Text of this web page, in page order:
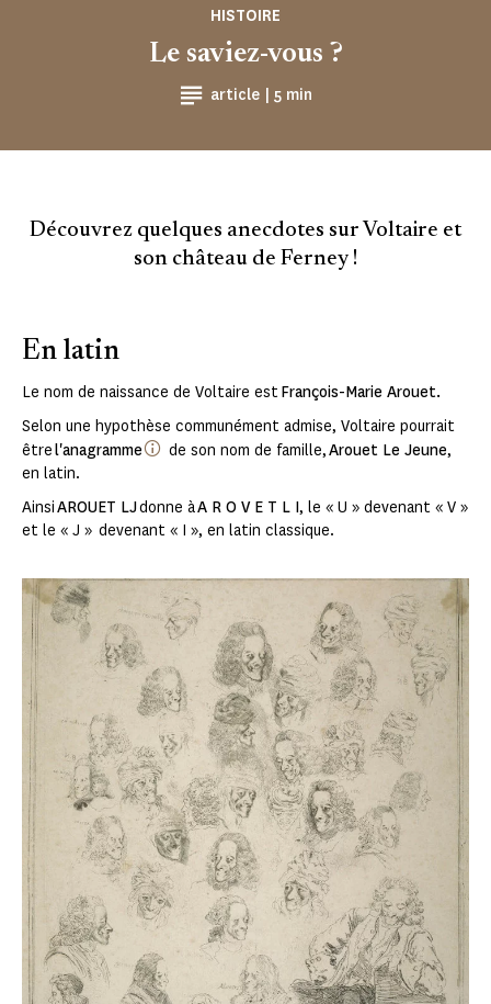
HISTOIRE
article | Temps de Lecture
5 min
Le saviez-vous ?
Découvrez quelques anecdotes sur Voltaire et
son château de Ferney !
En latin
Le nom de naissance de Voltaire estFrançois-Marie Arouet.
Selon une hypothèse communément admise, Voltaire pourrait
êtrel'anagramme de son nom de famille,Arouet Le Jeune,
en latin.
AinsiAROUET LJdonne àA R O V E T L I, le « U » devenant « V »
et le « J » devenant « I », en latin classique.